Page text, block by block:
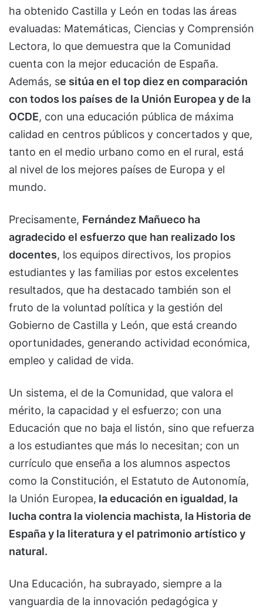
ha obtenido Castilla y León en todas las áreas
evaluadas: Matemáticas, Ciencias y Comprensión
Lectora, lo que demuestra que la Comunidad
cuenta con la mejor educación de España.
Además, se sitúa en el top diez en comparación
con todos los países de la Unión Europea y de la
OCDE, con una educación pública de máxima
calidad en centros públicos y concertados y que,
tanto en el medio urbano como en el rural, está
al nivel de los mejores países de Europa y el
mundo.
Precisamente, Fernández Mañueco ha
agradecido el esfuerzo que han realizado los
docentes, los equipos directivos, los propios
estudiantes y las familias por estos excelentes
resultados, que ha destacado también son el
fruto de la voluntad política y la gestión del
Gobierno de Castilla y León, que está creando
oportunidades, generando actividad económica,
empleo y calidad de vida.
Un sistema, el de la Comunidad, que valora el
mérito, la capacidad y el esfuerzo; con una
Educación que no baja el listón, sino que refuerza
a los estudiantes que más lo necesitan; con un
currículo que enseña a los alumnos aspectos
como la Constitución, el Estatuto de Autonomía,
la Unión Europea, la educación en igualdad, la
lucha contra la violencia machista, la Historia de
España y la literatura y el patrimonio artístico y
natural.
Una Educación, ha subrayado, siempre a la
vanguardia de la innovación pedagógica y